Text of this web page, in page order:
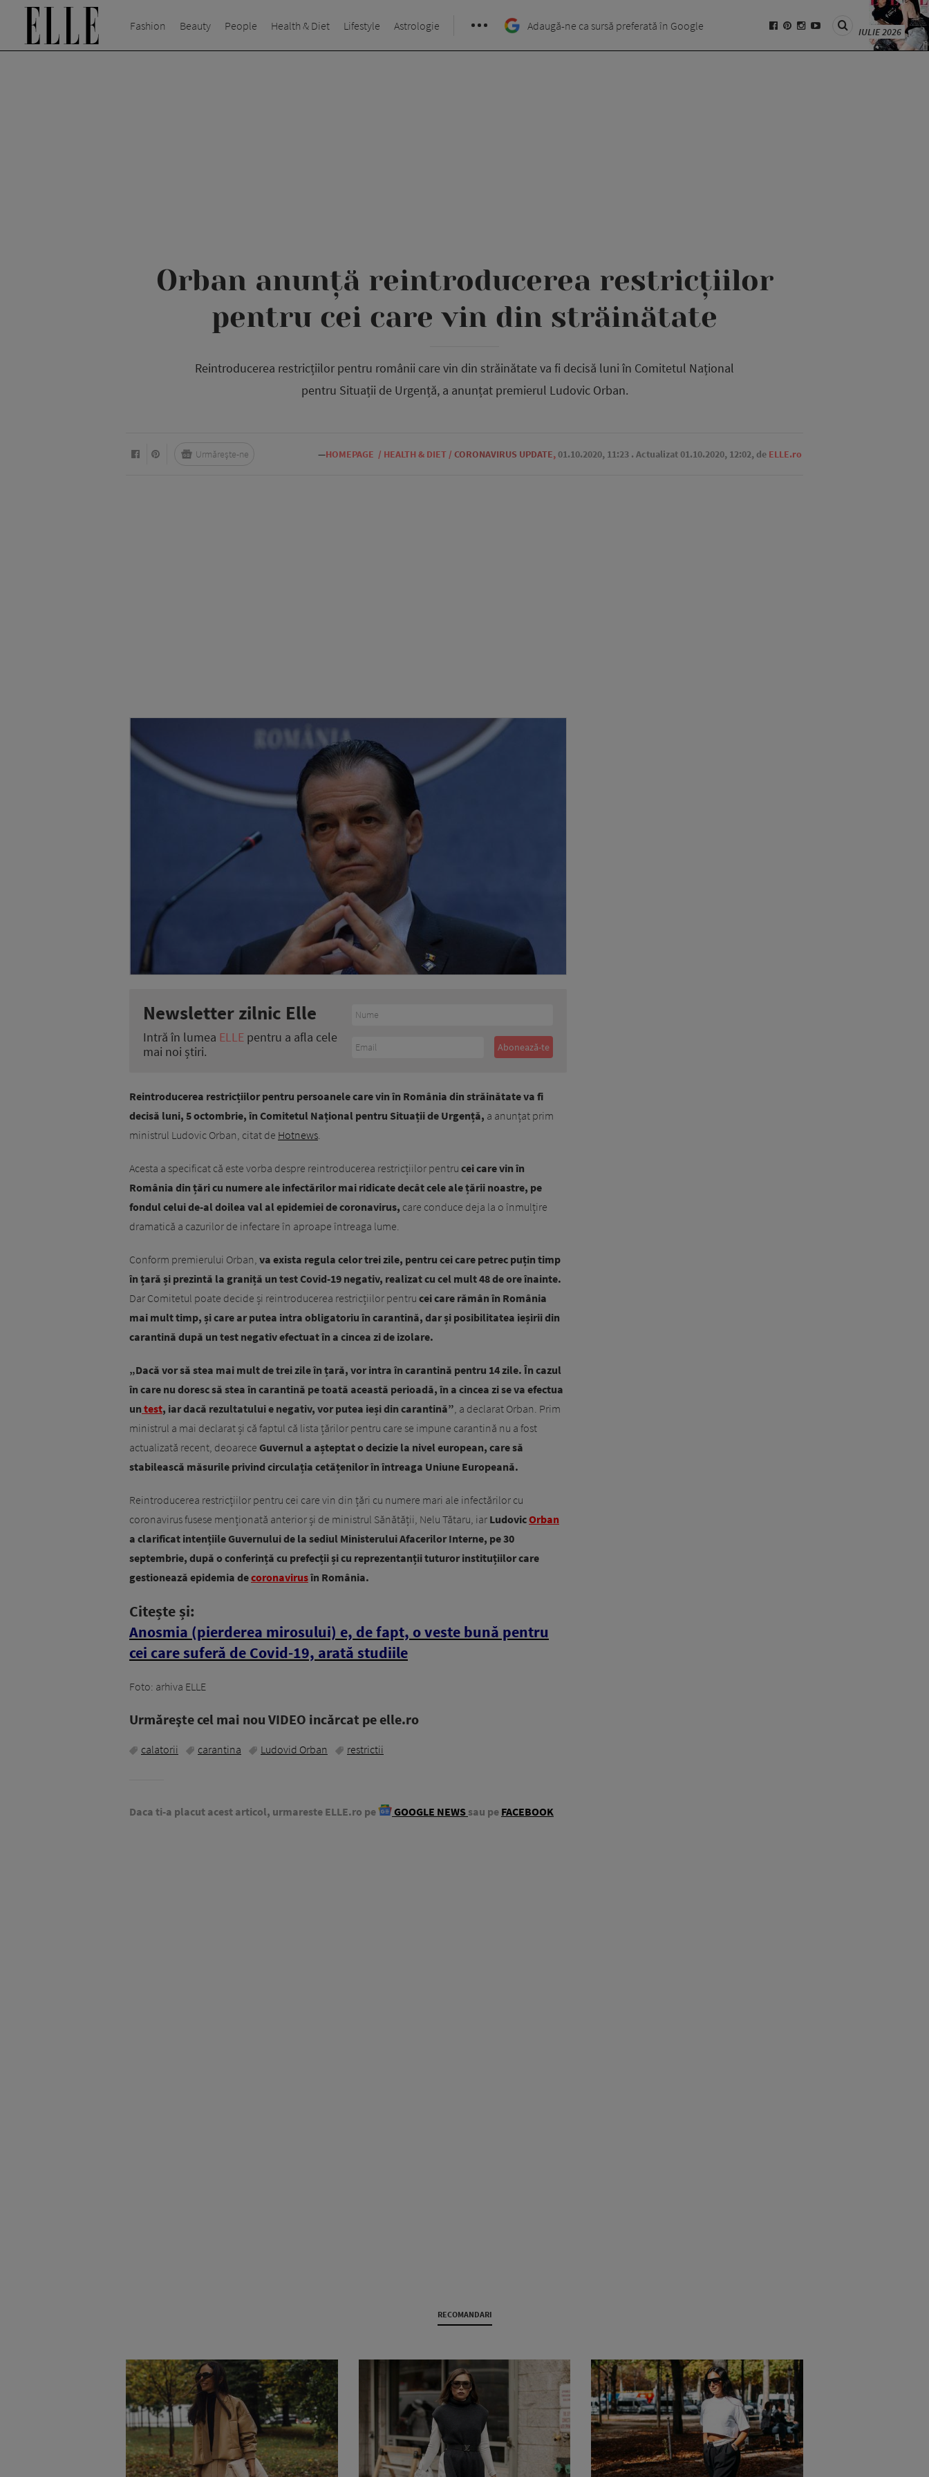
Fashion Beauty People Health & Diet Lifestyle Astrologie Adaugă-ne ca sursă preferată în Google IULIE 2026
Orban anunță reintroducerea restricțiilor
pentru cei care vin din străinătate
Reintroducerea restricțiilor pentru românii care vin din străinătate va fi decisă luni în Comitetul Național
pentru Situații de Urgență, a anunțat premierul Ludovic Orban.
—HOMEPAGE / HEALTH & DIET / CORONAVIRUS UPDATE,01.10.2020, 11:23 . Actualizat 01.10.2020, 12:02, de ELLE.ro
Urmărește-ne
Newsletter zilnic Elle
Intră în lumea ELLE pentru a afla cele
mai noi știri.
Reintroducerea restricțiilor pentru persoanele care vin în România din străinătate va fi
decisă luni, 5 octombrie, în Comitetul Național pentru Situații de Urgență, a anunțat prim
ministrul Ludovic Orban, citat de Hotnews.
Acesta a specificat că este vorba despre reintroducerea restricțiilor pentru cei care vin în
România din țări cu numere ale infectărilor mai ridicate decât cele ale țării noastre, pe
fondul celui de-al doilea val al epidemiei de coronavirus, care conduce deja la o înmulțire
dramatică a cazurilor de infectare în aproape întreaga lume.
Conform premierului Orban, va exista regula celor trei zile, pentru cei care petrec puțin timp
în țară și prezintă la graniță un test Covid-19 negativ, realizat cu cel mult 48 de ore înainte.
Dar Comitetul poate decide și reintroducerea restricțiilor pentru cei care rămân în România
mai mult timp, și care ar putea intra obligatoriu în carantină, dar și posibilitatea ieșirii din
carantină după un test negativ efectuat în a cincea zi de izolare.
„Dacă vor să stea mai mult de trei zile în țară, vor intra în carantină pentru 14 zile. În cazul
în care nu doresc să stea în carantină pe toată această perioadă, în a cincea zi se va efectua
un test, iar dacă rezultatului e negativ, vor putea ieși din carantină”, a declarat Orban. Prim
ministrul a mai declarat și că faptul că lista țărilor pentru care se impune carantină nu a fost
actualizată recent, deoarece Guvernul a așteptat o decizie la nivel european, care să
stabilească măsurile privind circulația cetățenilor în întreaga Uniune Europeană.
Reintroducerea restricțiilor pentru cei care vin din țări cu numere mari ale infectărilor cu
coronavirus fusese menționată anterior și de ministrul Sănătății, Nelu Tătaru, iar LudovicOrban
a clarificat intențiile Guvernului de la sediul Ministerului Afacerilor Interne, pe 30
septembrie, după o conferință cu prefecții și cu reprezentanții tuturor instituțiilor care
gestionează epidemia decoronavirusîn România.
Citește și:
Anosmia (pierderea mirosului) e, de fapt, o veste bună pentru
cei care suferă de Covid-19, arată studiile
Foto: arhiva ELLE
Urmăreşte cel mai nou VIDEO incărcat pe elle.ro
calatorii carantina Ludovid Orban restrictii
Daca ti-a placut acest articol, urmareste ELLE.ro pe GOOGLE NEWS sau pe FACEBOOK
RECOMANDARI